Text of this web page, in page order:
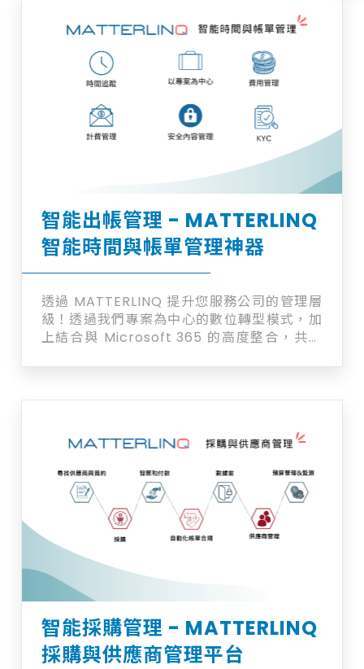
流程縮短帳單週期。與 Microsoft 365 無縫
整合，提升您的電子郵件和文件管理體驗。 我
們的分析平台為公司領導者提供實時業務洞察
和可操作的智慧。立即採用專業行業的最佳實
踐，實現卓越運營並提高盈利能力。另外，
MATTEROOM與Microsoft 365、Google
Workspace的高度整合提供您完整的一體化
解決方案。 歡迎加入詢問車洽詢及預約Demo
智能出帳管理 - MATTERLINQ
智能時間與帳單管理神器
透過 MATTERLINQ 提升您服務公司的管理層
級！透過我們專案為中心的數位轉型模式，加
上結合與 Microsoft 365 的高度整合，共同
資訊，確保運營高效。利用計費管理功能將工
時和費用直接整合至帳單中，優化您的計費流
智能採購管理 - MATTERLINQ
採購與供應商管理平台